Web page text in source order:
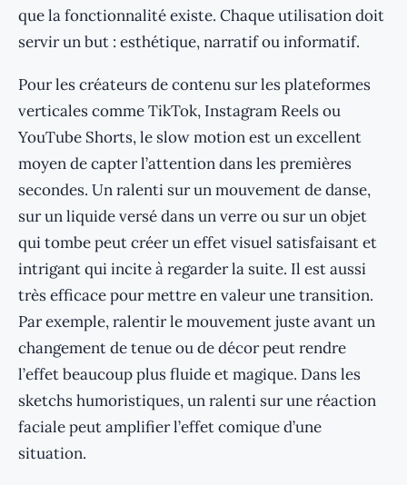
que la fonctionnalité existe. Chaque utilisation doit
servir un but : esthétique, narratif ou informatif.
Pour les créateurs de contenu sur les plateformes
verticales comme TikTok, Instagram Reels ou
YouTube Shorts, le slow motion est un excellent
moyen de capter l’attention dans les premières
secondes. Un ralenti sur un mouvement de danse,
sur un liquide versé dans un verre ou sur un objet
qui tombe peut créer un effet visuel satisfaisant et
intrigant qui incite à regarder la suite. Il est aussi
très efficace pour mettre en valeur une transition.
Par exemple, ralentir le mouvement juste avant un
changement de tenue ou de décor peut rendre
l’effet beaucoup plus fluide et magique. Dans les
sketchs humoristiques, un ralenti sur une réaction
faciale peut amplifier l’effet comique d’une
situation.